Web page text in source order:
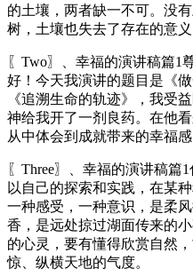
的土壤，两者缺一不可。没
树，土壤也失去了存在的意义
〖Two〗、幸福的演讲稿篇1
好！今天我演讲的题目是《
《追溯生命的轨迹》，我受
神给我开了一剂良药。在他
从中体会到成就带来的幸福感
〖Three〗、幸福的演讲稿篇
以自己的探索和实践，在某
一种感受，一种意识，是柔
香，是远处掠过湖面传来的
的心灵，要有懂得欣赏自然
惊、纵横天地的气度。